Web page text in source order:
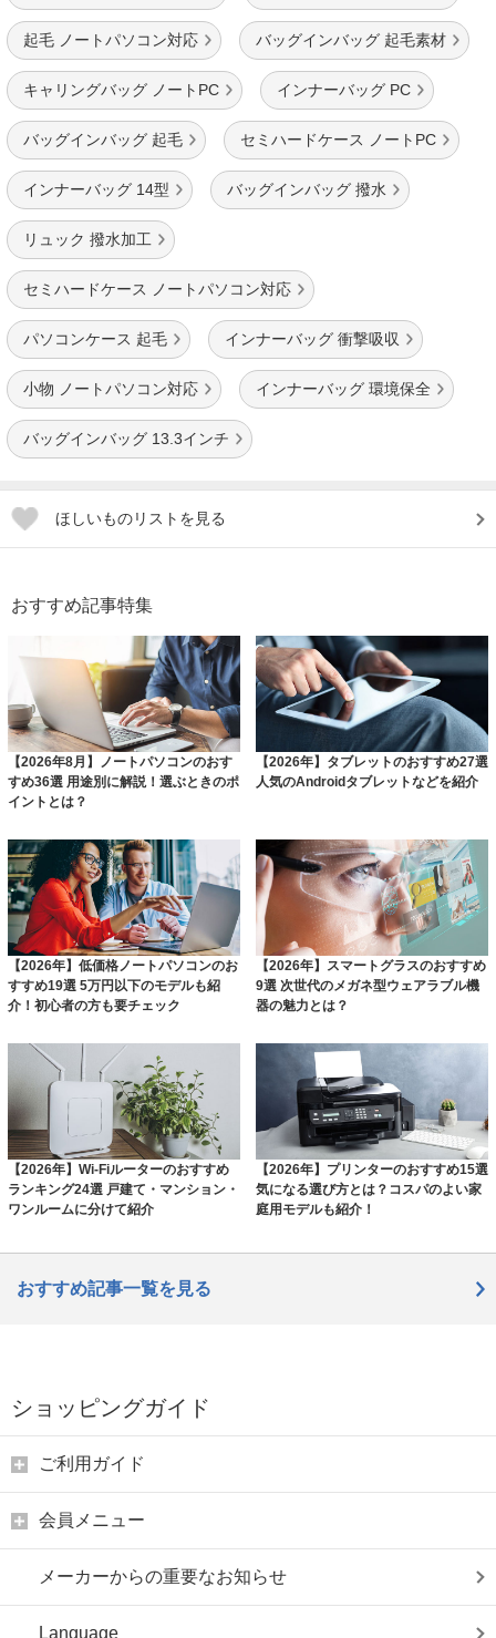
起毛 ノートパソコン対応 バッグインバッグ 起毛素材
キャリングバッグ ノートPC インナーバッグ PC
バッグインバッグ 起毛 セミハードケース ノートPC
インナーバッグ 14型 バッグインバッグ 撥水
リュック 撥水加工
セミハードケース ノートパソコン対応
パソコンケース 起毛 インナーバッグ 衝撃吸収
小物 ノートパソコン対応 インナーバッグ 環境保全
バッグインバッグ 13.3インチ
ほしいものリストを見る
おすすめ記事特集
【2026年8月】ノートパソコンのおす
すめ36選 用途別に解説！選ぶときのポ
イントとは？
【2026年】タブレットのおすすめ27選
人気のAndroidタブレットなどを紹介
【2026年】低価格ノートパソコンのお
すすめ19選 5万円以下のモデルも紹
介！初心者の方も要チェック
【2026年】スマートグラスのおすすめ
9選 次世代のメガネ型ウェアラブル機
器の魅力とは？
【2026年】Wi-Fiルーターのおすすめ
ランキング24選 戸建て・マンション・
ワンルームに分けて紹介
【2026年】プリンターのおすすめ15選
気になる選び方とは？コスパのよい家
庭用モデルも紹介！
おすすめ記事一覧を見る
ショッピングガイド
ご利用ガイド
会員メニュー
メーカーからの重要なお知らせ
Language